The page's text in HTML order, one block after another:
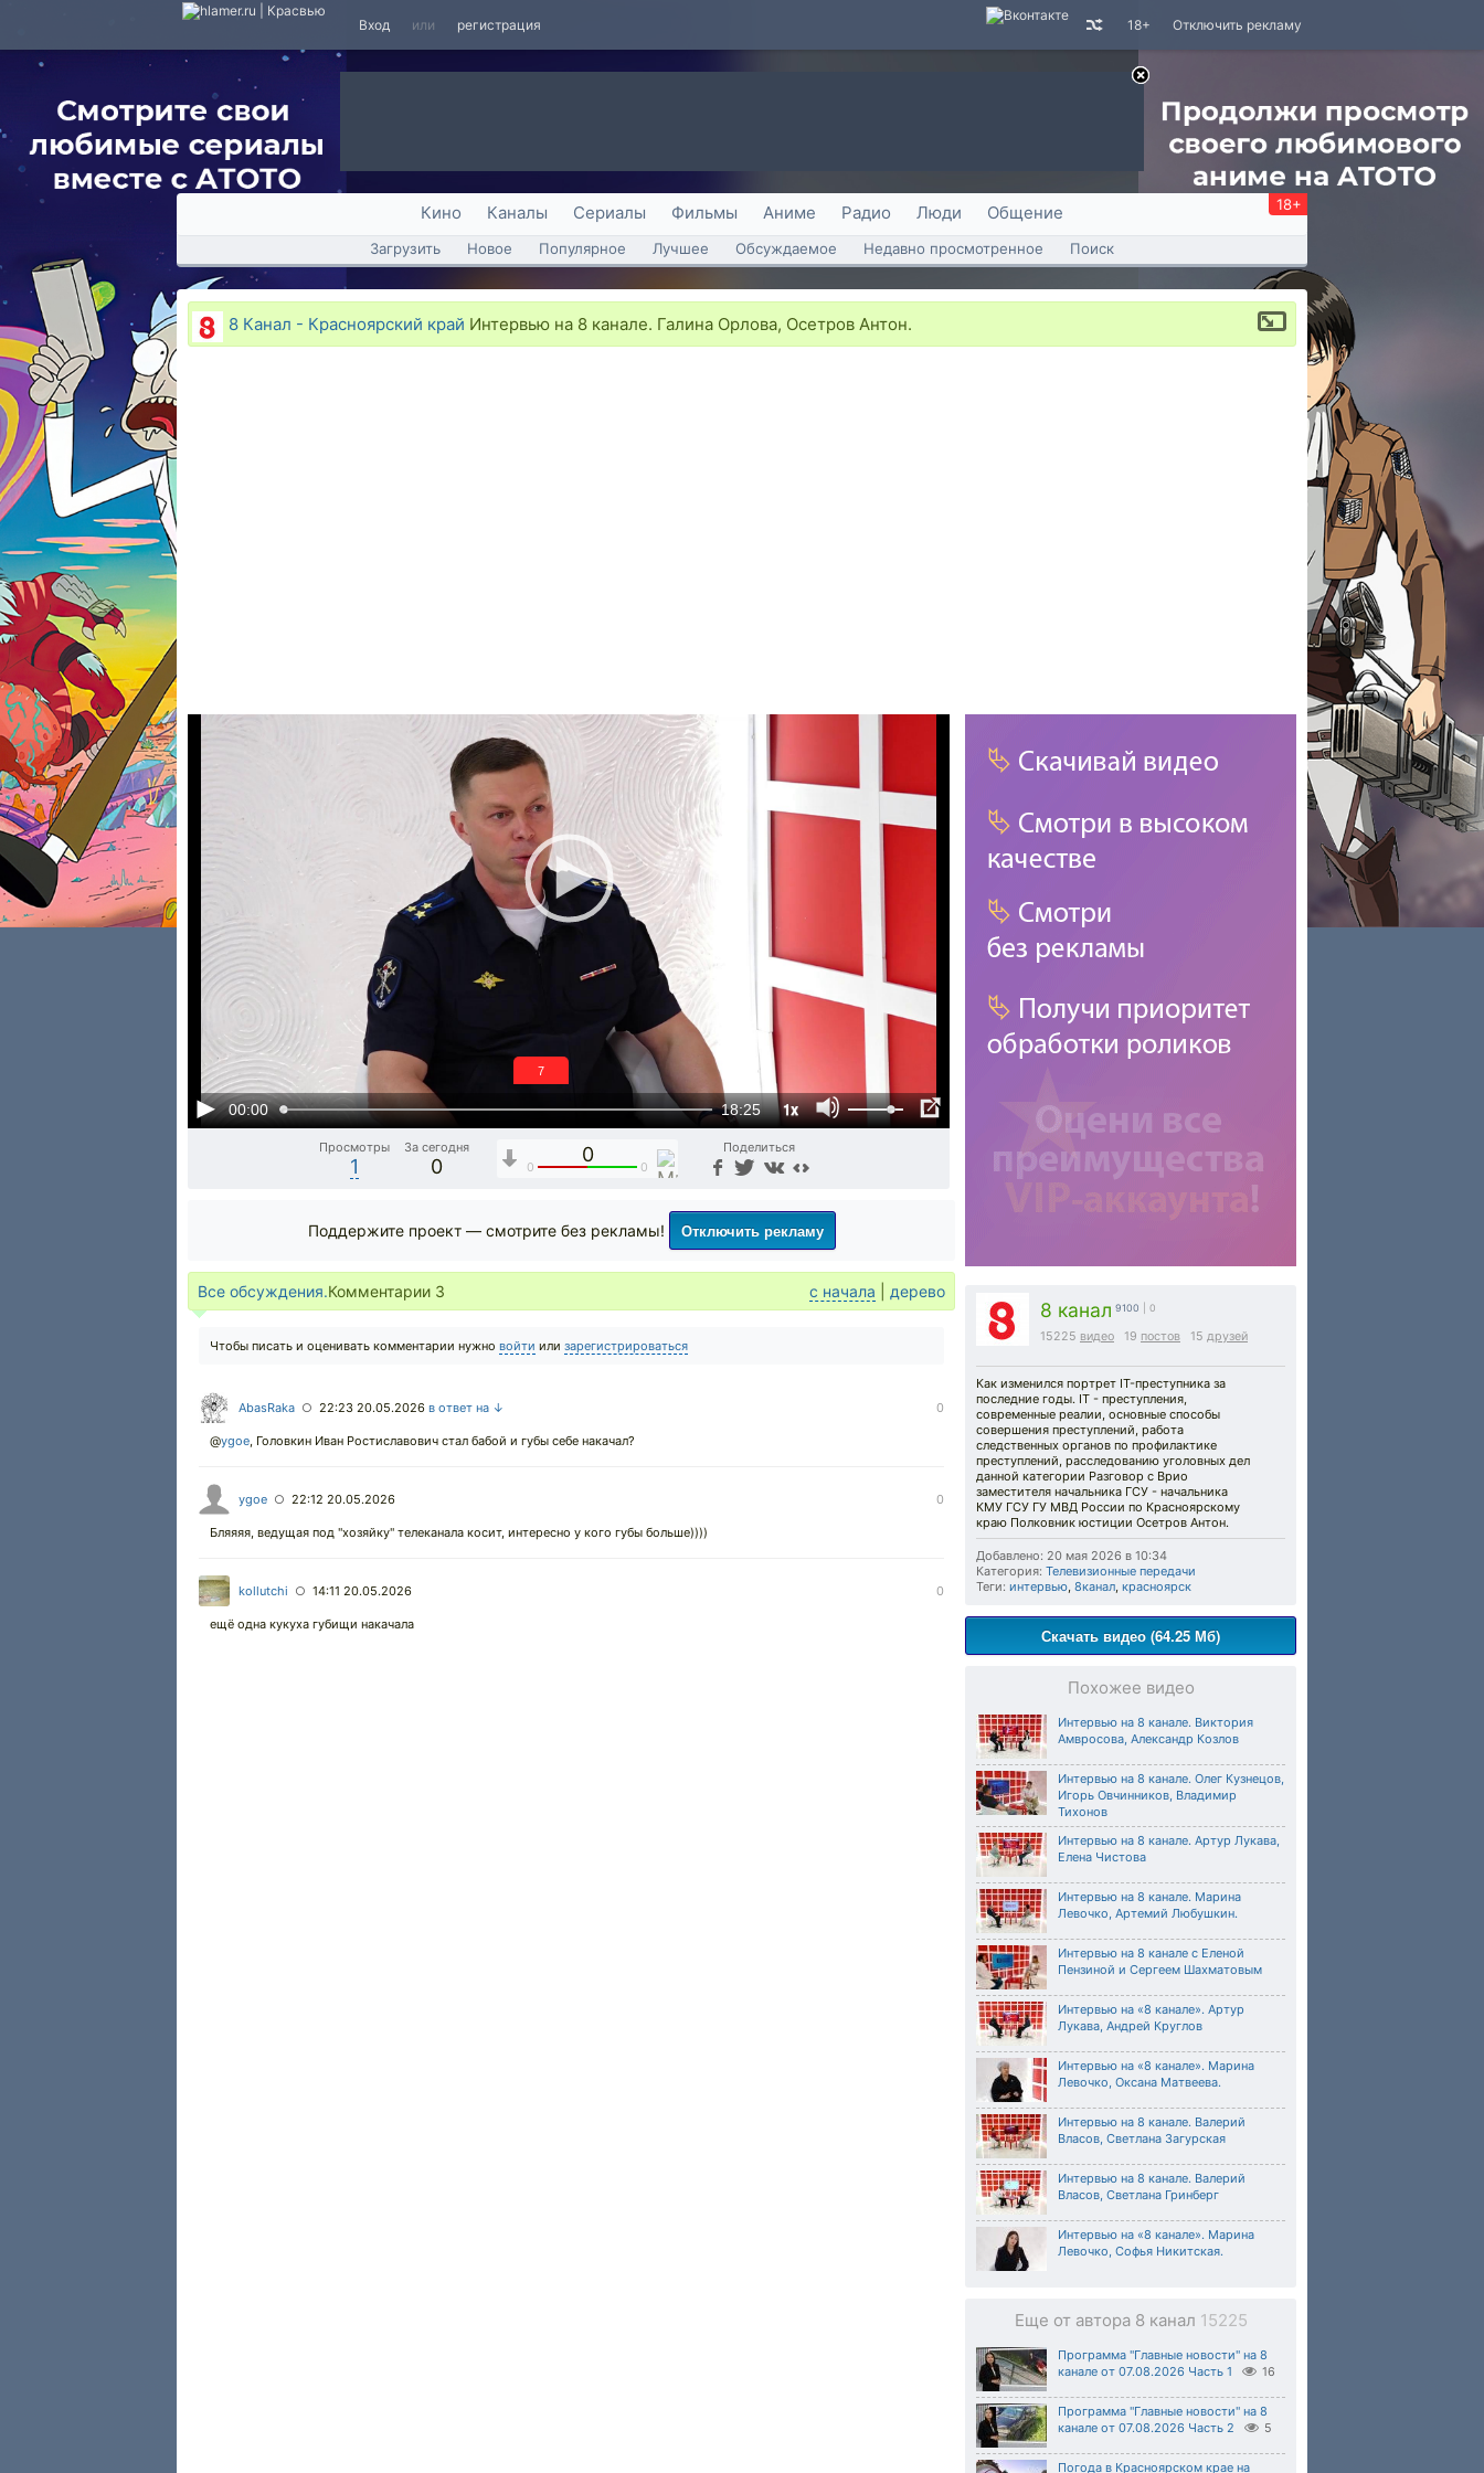
Вход или регистрация Отключить рекламу
18+
Кино Каналы Сериалы Фильмы Аниме Радио Люди Общение 18+
Загрузить Новое Популярное Лучшее Обсуждаемое Недавно просмотренное Поиск
8 Канал - Красноярский край Интервью на 8 канале. Галина Орлова, Осетров Антон.
00:00 18:25 1x
6
Просмотры
1
За сегодня
0
0
0 0
Поделиться
8 канал 9100 | 0
15225 видео 19 постов 15 друзей
Как изменился портрет IT-преступника за
последние годы. IT - преступления,
современные реалии, основные способы
совершения преступлений, работа
следственных органов по профилактике
преступлений, расследованию уголовных дел
данной категории Разговор с Врио
заместителя начальника ГСУ - начальника
КМУ ГСУ ГУ МВД России по Красноярскому
краю Полковник юстиции Осетров Антон.
Добавлено: 20 мая 2026 в 10:34
Категория: Телевизионные передачи
Теги: интервью, 8канал, красноярск
Скачать видео (64.25 Мб)
Похожее видео
Интервью на 8 канале. Виктория
Амвросова, Александр Козлов
Интервью на 8 канале. Олег Кузнецов,
Игорь Овчинников, Владимир
Тихонов
Интервью на 8 канале. Артур Лукава,
Елена Чистова
Интервью на 8 канале. Марина
Левочко, Артемий Любушкин.
Интервью на 8 канале с Еленой
Пензиной и Сергеем Шахматовым
Интервью на «8 канале». Артур
Лукава, Андрей Круглов
Интервью на «8 канале». Марина
Левочко, Оксана Матвеева.
Интервью на 8 канале. Валерий
Власов, Светлана Загурская
Интервью на 8 канале. Валерий
Власов, Светлана Гринберг
Интервью на «8 канале». Марина
Левочко, Софья Никитская.
Еще от автора 8 канал 15225
Программа "Главные новости" на 8
канале от 07.08.2026 Часть 1
16
Программа "Главные новости" на 8
канале от 07.08.2026 Часть 2
5
Погода в Красноярском крае на
Поддержите проект — смотрите без рекламы! Отключить рекламу
Все обсуждения.Комментарии 3 с начала дерево
Чтобы писать и оценивать комментарии нужно войти или зарегистрироваться
AbasRaka ○ 22:23 20.05.2026 в ответ на ↓ 0
@ygoe, Головкин Иван Ростиславович стал бабой и губы себе накачал?
ygoe ○ 22:12 20.05.2026 0
Бляяяя, ведущая под "хозяйку" телеканала косит, интересно у кого губы больше))))
kollutchi ○ 14:11 20.05.2026 0
ещё одна кукуха губищи накачала